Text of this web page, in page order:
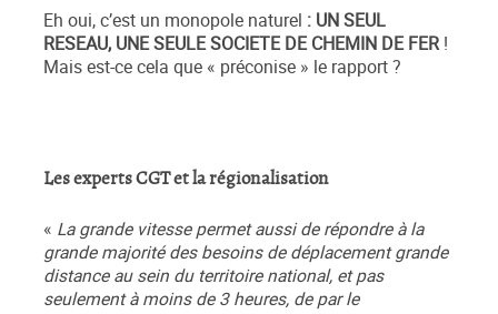
Eh oui, c’est un monopole naturel : UN SEUL
RESEAU, UNE SEULE SOCIETE DE CHEMIN DE FER!
Mais est-ce cela que « préconise » le rapport ?
Les experts CGT et la régionalisation
« La grande vitesse permet aussi de répondre à la
grande majorité des besoins de déplacement grande
distance au sein du territoire national, et pas
seulement à moins de 3 heures, de par le